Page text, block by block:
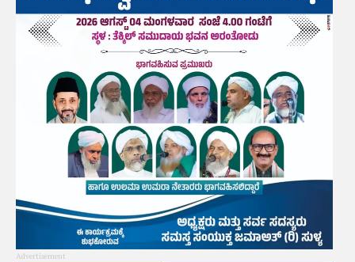
Advertisement